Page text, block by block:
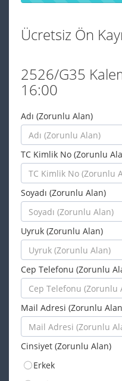
Ücretsiz Ön
2526/G35
16:00
Adı (Zorunlu Alan)
TC Kimlik No (Zorunlu
Soyadı (Zorunlu Alan)
Uyruk (Zorunlu Alan)
Cep Telefonu (Zorunlu
Mail Adresi (Zorunlu
Cinsiyet (Zorunlu Alan)
Erkek